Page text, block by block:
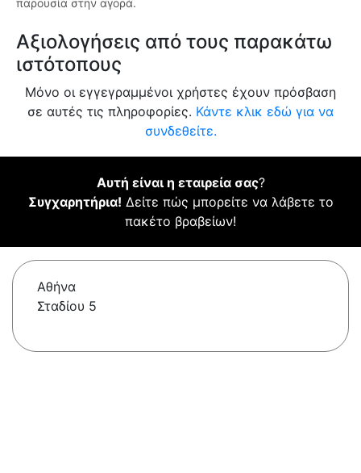
παρουσία στην αγορά.
Αξιολογήσεις από τους παρακάτω
ιστότοπους
Μόνο οι εγγεγραμμένοι χρήστες έχουν πρόσβαση
σε αυτές τις πληροφορίες. Κάντε κλικ εδώ για να
συνδεθείτε.
Αυτή είναι η εταιρεία σας?
Συγχαρητήρια! Δείτε πώς μπορείτε να λάβετε το
πακέτο βραβείων!
Αθήνα
Σταδίου 5